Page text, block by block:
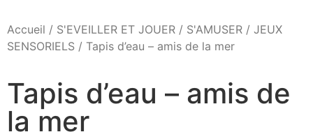
Accueil / S'EVEILLER ET JOUER / S'AMUSER / JEUX
SENSORIELS / Tapis d’eau – amis de la mer
Tapis d’eau – amis de
la mer